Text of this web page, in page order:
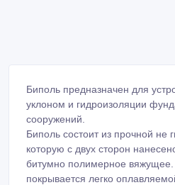
Биполь предназначен для
уклоном и гидроизоляции
сооружений.
Биполь состоит из прочной
которую с двух сторон
битумно полимерное
покрывается легко